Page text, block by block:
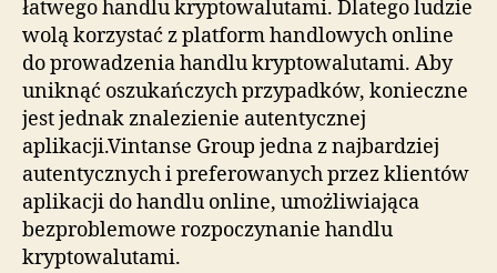
łatwego handlu kryptowalutami. Dlatego ludzie
wolą korzystać z platform handlowych online
do prowadzenia handlu kryptowalutami. Aby
uniknąć oszukańczych przypadków, konieczne
jest jednak znalezienie autentycznej
aplikacji.Vintanse Group jedna z najbardziej
autentycznych i preferowanych przez klientów
aplikacji do handlu online, umożliwiająca
bezproblemowe rozpoczynanie handlu
kryptowalutami.